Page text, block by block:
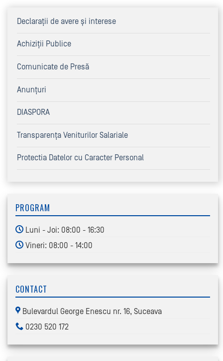
Declaraţii de avere şi interese
Achiziţii Publice
Comunicate de Presă
Anunțuri
DIASPORA
Transparența Veniturilor Salariale
Protectia Datelor cu Caracter Personal
PROGRAM
Luni - Joi: 08:00 - 16:30
Vineri: 08:00 - 14:00
CONTACT
Bulevardul George Enescu nr. 16, Suceava
0230 520 172